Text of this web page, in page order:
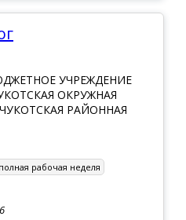
УЧРЕЖДЕНИЕ
ОКРУЖНАЯ
РАЙОННАЯ
рабочая неделя